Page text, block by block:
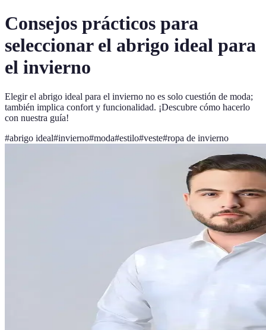
Consejos prácticos para
seleccionar el abrigo ideal para
el invierno
Elegir el abrigo ideal para el invierno no es solo cuestión de moda;
también implica confort y funcionalidad. ¡Descubre cómo hacerlo
con nuestra guía!
#abrigo ideal#invierno#moda#estilo#veste#ropa de invierno